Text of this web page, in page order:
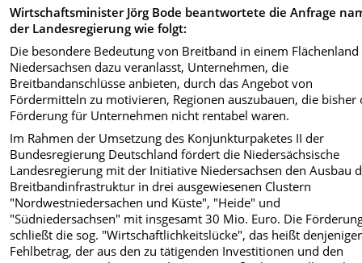
Wirtschaftsminister Jörg Bode beantwortete die Anfrage
der Landesregierung wie folgt:
Die besondere Bedeutung von Breitband in einem
Niedersachsen dazu veranlasst, Unternehmen, die
Breitbandanschlüsse anbieten, durch das Angebot von
Fördermitteln zu motivieren, Regionen auszubauen, die bisher
Förderung für Unternehmen nicht rentabel waren.
Im Rahmen der Umsetzung des Konjunkturpaketes II der
Bundesregierung Deutschland fördert die Niedersächsische
Landesregierung mit der Initiative Niedersachsen den Ausbau
Breitbandinfrastruktur in drei ausgewiesenen Clustern
"Nordwestniedersachen und Küste", "Heide" und
"Südniedersachsen" mit insgesamt 30 Mio. Euro. Die
schließt die sog. "Wirtschaftlichkeitslücke", das heißt
Fehlbetrag, der aus den zu tätigenden Investitionen und den